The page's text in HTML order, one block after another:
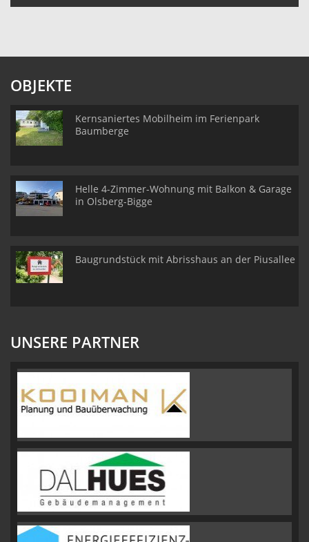
OBJEKTE
Kernsaniertes Mobilheim im Ferienpark
Baumberge
Helle 4-Zimmer-Wohnung mit Balkon & Garage
in Olsberg-Bigge
Baugrundstück mit Abrisshaus an der Piusallee
UNSERE PARTNER